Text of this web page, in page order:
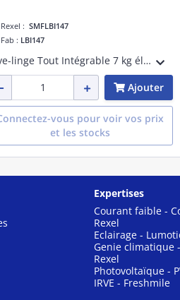
: SMFLBI147
: LBI147
Lave-linge Tout Intégrable 7 kg électronique 15 programmes dont Rapide 15 min températures réglables de 20 à 90°C et froid essorage 600 à 1400 tours/minute capacité variable automatique départ différé 1-24 h option Flexitime cuve en propylè
Ajouter
vous pour voir vos prix
et les stocks
Expertises
Courant faible -
Rexel
Eclairage -
Genie climatique
Rexel
Photovoltaïque -
IRVE - Freshmile